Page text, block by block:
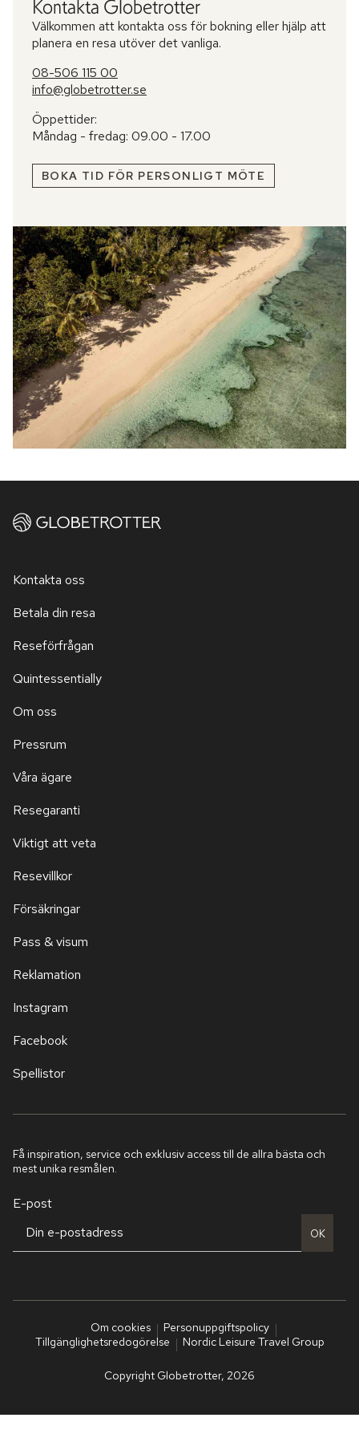
Kontakta Globetrotter
Välkommen att kontakta oss för bokning eller hjälp att
planera en resa utöver det vanliga.
08-506 115 00
info@globetrotter.se
Öppettider:
Måndag - fredag: 09.00 - 17.00
BOKA TID FÖR PERSONLIGT MÖTE
Kontakta oss
Betala din resa
Reseförfrågan
Quintessentially
Om oss
Pressrum
Våra ägare
Resegaranti
Viktigt att veta
Resevillkor
Försäkringar
Pass & visum
Reklamation
Instagram
Facebook
Spellistor
Få inspiration, service och exklusiv access till de allra bästa och
mest unika resmålen.
E-post
OK
Om cookies
Personuppgiftspolicy
Tillgänglighetsredogörelse
Nordic Leisure Travel Group
Copyright Globetrotter, 2026